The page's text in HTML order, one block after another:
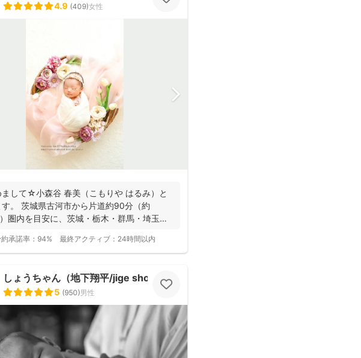
4.9 (409)女性
まして☆小森谷 春美（こもりや はるみ）と
。 茨城県古河市から片道約90分（約
圏内を目安に、茨城・栃木・群馬・埼玉
承諾率： 94% 最終アクティブ： 24時間以内
しょうちゃん（地下翔平/jige shohe）
5 (950)男性